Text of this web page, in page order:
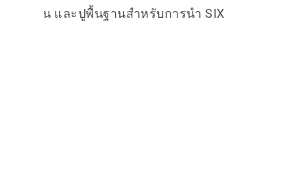
มากขึ้น และปูพื้นฐานสำหรับการนำ SIX